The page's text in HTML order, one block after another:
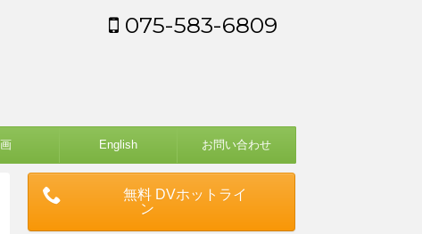
075-583-6809
English お問い合わせ
無料 DVホットライ
ン